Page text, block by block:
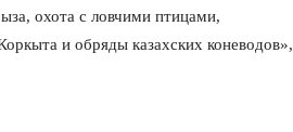
охота с ловчими птицами,
и обряды казахских коневодов»,